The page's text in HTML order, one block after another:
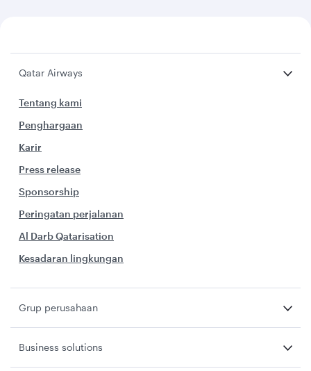
Qatar Airways
Tentang kami
Penghargaan
Karir
Press release
Sponsorship
Peringatan perjalanan
Al Darb Qatarisation
Kesadaran lingkungan
Grup perusahaan
Business solutions